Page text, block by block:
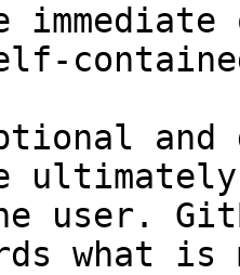
and
user.
what